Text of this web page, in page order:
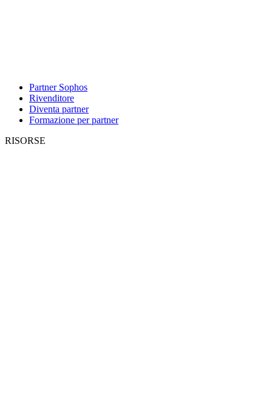
Partner Sophos
Rivenditore
Diventa partner
Formazione per partner
RISORSE